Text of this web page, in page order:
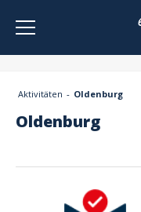
Aktivitäten Oldenburg
Oldenburg